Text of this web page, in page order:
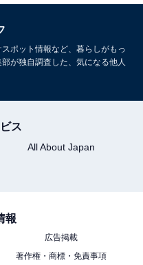
円〜640円＆中学生以下は
でも行ける札幌市の屋内
ポット情報など、暮らしがもっ
が独自調査した、気になる他人
ス
All About Japan
報
広告掲載
著作権・商標・免責事項